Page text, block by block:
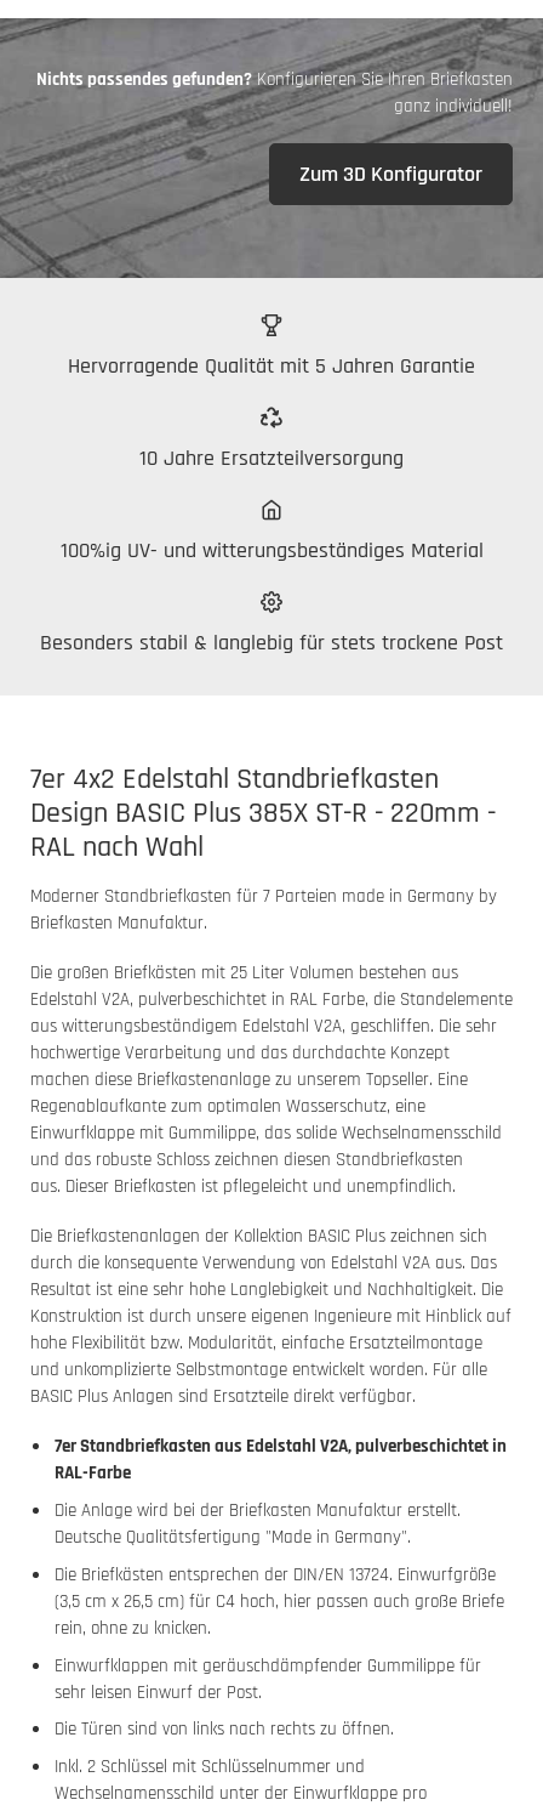
Nichts passendes gefunden?Konfigurieren Sie Ihren Briefkasten
ganz individuell!
Zum 3D Konfigurator
Hervorragende Qualität mit 5 Jahren Garantie
10 Jahre Ersatzteilversorgung
100%ig UV- und witterungsbeständiges Material
Besonders stabil & langlebig für stets trockene Post
7er 4x2 Edelstahl Standbriefkasten
Design BASIC Plus 385X ST-R - 220mm -
RAL nach Wahl
Moderner Standbriefkasten für 7 Parteien made in Germany by
Briefkasten Manufaktur.
Die großen Briefkästen mit 25 Liter Volumen bestehen aus
Edelstahl V2A, pulverbeschichtet in RAL Farbe, die Standelemente
aus witterungsbeständigem Edelstahl V2A, geschliffen. Die sehr
hochwertige Verarbeitung und das durchdachte Konzept
machen diese Briefkastenanlage zu unserem Topseller. Eine
Regenablaufkante zum optimalen Wasserschutz, eine
Einwurfklappe mit Gummilippe, das solide Wechselnamensschild
und das robuste Schloss zeichnen diesen Standbriefkasten
aus. Dieser Briefkasten ist pflegeleicht und unempfindlich.
Die Briefkastenanlagen der Kollektion BASIC Plus zeichnen sich
durch die konsequente Verwendung von Edelstahl V2A aus. Das
Resultat ist eine sehr hohe Langlebigkeit und Nachhaltigkeit. Die
Konstruktion ist durch unsere eigenen Ingenieure mit Hinblick auf
hohe Flexibilität bzw. Modularität, einfache Ersatzteilmontage
und unkomplizierte Selbstmontage entwickelt worden. Für alle
BASIC Plus Anlagen sind Ersatzteile direkt verfügbar.
7er Standbriefkasten aus Edelstahl V2A, pulverbeschichtet in
RAL-Farbe
Die Anlage wird bei der Briefkasten Manufaktur erstellt.
Deutsche Qualitätsfertigung "Made in Germany".
Die Briefkästen entsprechen der DIN/EN 13724. Einwurfgröße
(3,5 cm x 26,5 cm) für C4 hoch, hier passen auch große Briefe
rein, ohne zu knicken.
Einwurfklappen mit geräuschdämpfender Gummilippe für
sehr leisen Einwurf der Post.
Die Türen sind von links nach rechts zu öffnen.
Inkl. 2 Schlüssel mit Schlüsselnummer und
Wechselnamensschild unter der Einwurfklappe pro